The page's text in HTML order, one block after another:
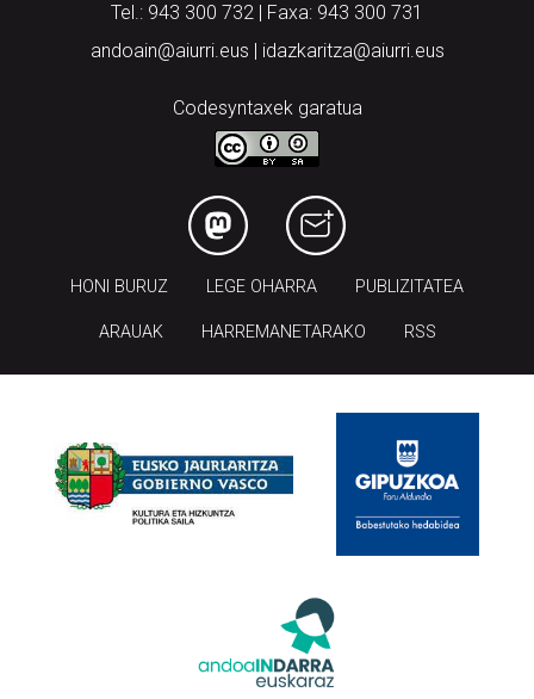
Tel.: 943 300 732 | Faxa: 943 300 731
andoain@aiurri.eus | idazkaritza@aiurri.eus
Codesyntaxek garatua
HONI BURUZ LEGE OHARRA PUBLIZITATEA
ARAUAK HARREMANETARAKO RSS